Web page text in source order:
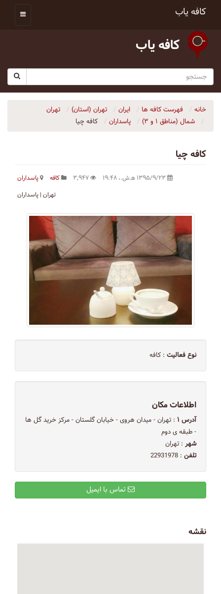
کافه یاب
کافه یاب
خانه فهرست کافه ها ایران تهران (استان)
تهران
شمال (مناطق ۱ و ۳)
پاسداران كافه چيا
كافه چيا
کافه
پاسداران
تهران | پاسداران
نوع فعالیت : کافه
اطلاعات مکان
آدرس ۱
: تهران - میدان هروی - خیابان گلستان - مرکز خرید گل ها
- طبقه ی دوم
شهر : تهران
تلفن : 22931978
نقشه